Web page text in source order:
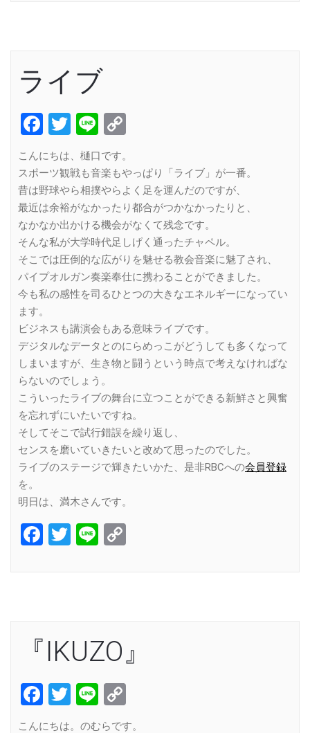
ライブ
Facebook
Twitter
Line
こんにちは、樋口です。
スポーツ観戦も音楽もやっぱり「ライブ」が一番。
昔は野球やら相撲やらよく足を運んだのですが、
最近は余裕がなかったり都合がつかなかったりと、
なかなか出かける機会がなくて残念です。
そんな私が大学時代足しげく通ったチャペル。
そこでは圧倒的な広がりを魅せる教会音楽に魅了され、
パイプオルガン奏楽奉仕に携わることができました。
今も私の感性を司るひとつの大きなエネルギーになってい
ます。
ビジネスも講演会もある意味ライブです。
デジタルなデータとのにらめっこがどうしても多くなって
しまいますが、生き物と闘うという時点で考えなければな
らないのでしょう。
こういったライブの舞台に立つことができる新鮮さと興奮
を忘れずにいたいですね。
そしてそこで試行錯誤を繰り返し、
センスを磨いていきたいと改めて思ったのでした。
ライブのステージで輝きたいかた、是非RBCへの会員登録
を。
明日は、満木さんです。
Facebook
Twitter
Line
『IKUZO』
Facebook
Twitter
Line
Link
こんにちは。のむらです。